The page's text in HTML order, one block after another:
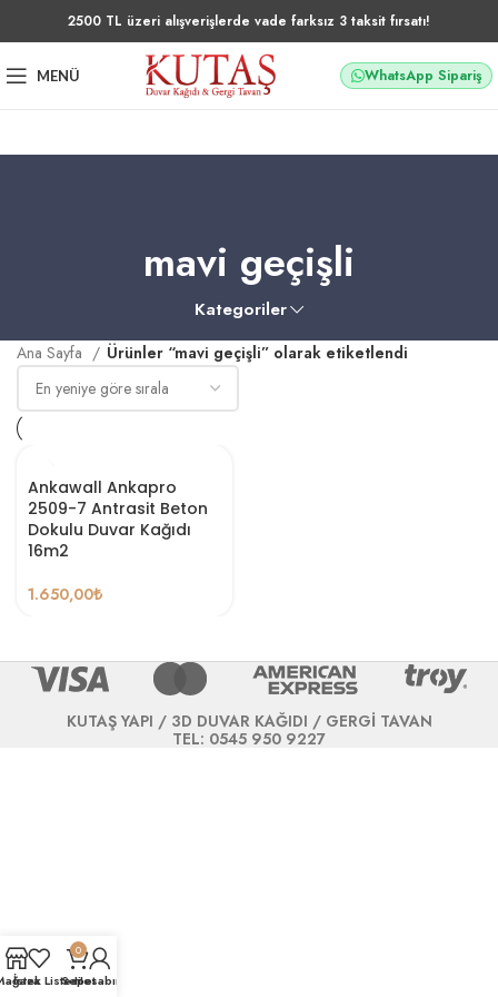
2500 TL üzeri alışverişlerde vade farksız 3 taksit fırsatı!
MENÜ WhatsApp Sipariş
mavi geçişli
Kategoriler
Ana Sayfa Ürünler “mavi geçişli” olarak etiketlendi
Ankawall Ankapro
2509-7 Antrasit Beton
Dokulu Duvar Kağıdı
16m2
1.650,00₺
KUTAŞ YAPI / 3D DUVAR KAĞIDI / GERGİ TAVAN
TEL: 0545 950 9227
İstek Listesi
0
Sepet
Hesabım